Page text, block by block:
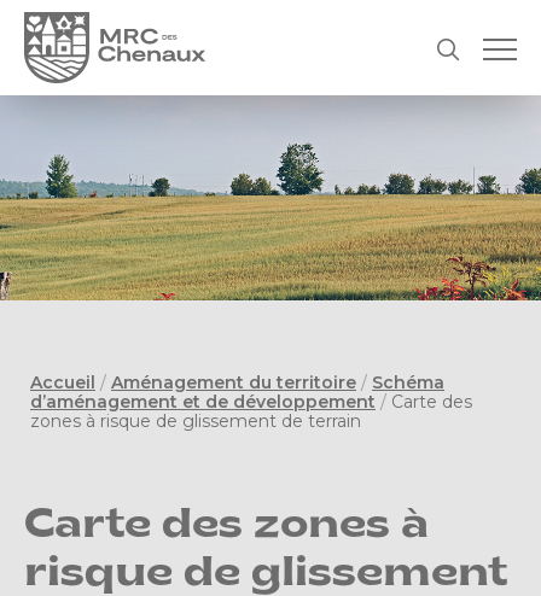
Accueil / Aménagement du territoire / Schéma
d’aménagement et de développement / Carte des
zones à risque de glissement de terrain
Carte des zones à
risque de glissement